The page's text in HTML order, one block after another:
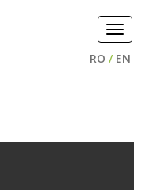
Toggle
RO / EN